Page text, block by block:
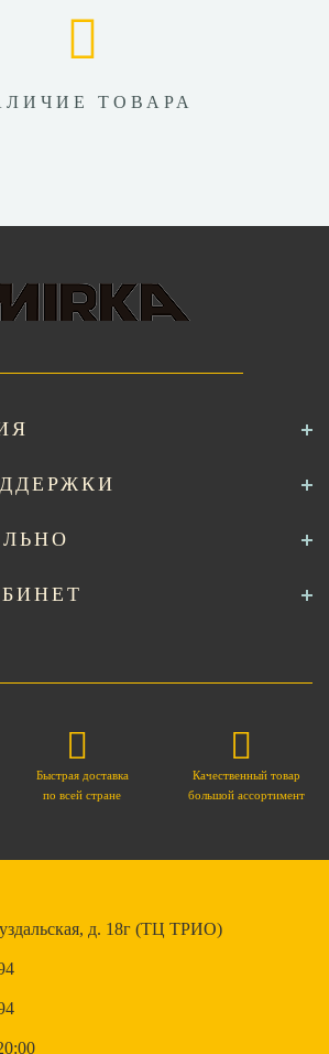
ТОВАРА
Быстрая доставка
по всей стране
Качественный товар
большой ассортимент
д. 18г (ТЦ ТРИО)